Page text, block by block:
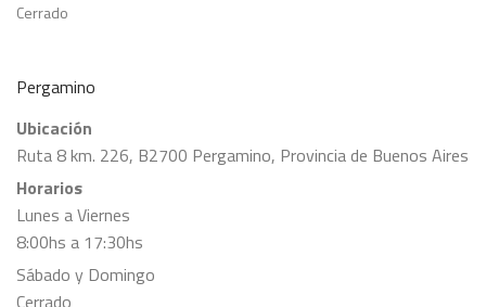
Cerrado
Pergamino
Ubicación
Ruta 8 km. 226, B2700 Pergamino, Provincia de Buenos Aires
Horarios
Lunes a Viernes
8:00hs a 17:30hs
Sábado y Domingo